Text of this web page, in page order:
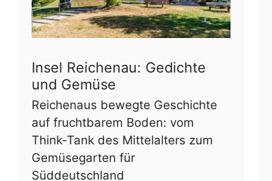
Insel Reichenau: Gedichte
und Gemüse
Reichenaus bewegte Geschichte
auf fruchtbarem Boden: vom
Think-Tank des Mittelalters zum
Gemüsegarten für
Süddeutschland